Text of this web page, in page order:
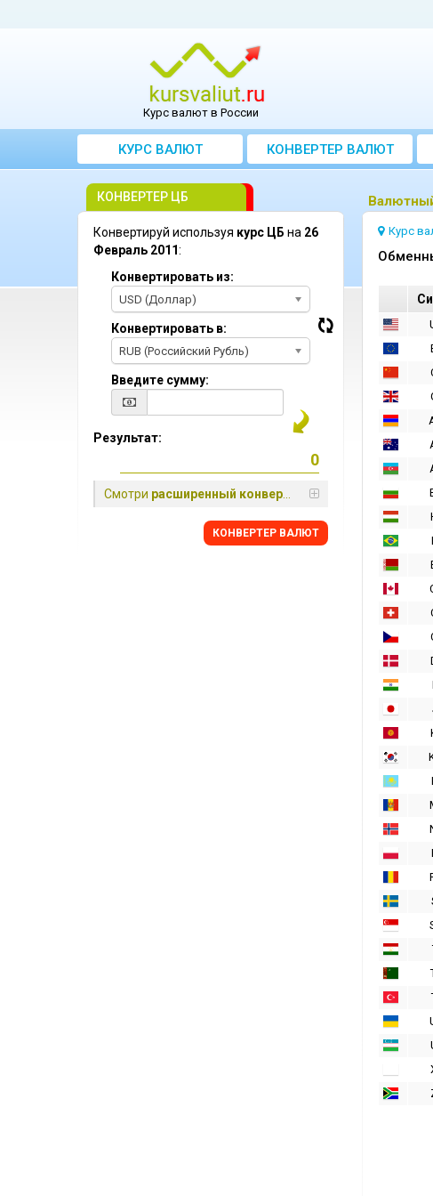
Курс валют в России
КУРС ВАЛЮТ КОНВЕРТЕР ВАЛЮТ
Курс
КОНВЕРТЕР ЦБ
Конвертируй используя курс ЦБ на 26
Февраль 2011:
Конвертировать из:
USD (Доллар)
Конвертировать в:
RUB (Российский Рубль)
Введите сумму:
Результат:
Смотри расширенный конвертер
КОНВЕРТЕР ВАЛЮТ